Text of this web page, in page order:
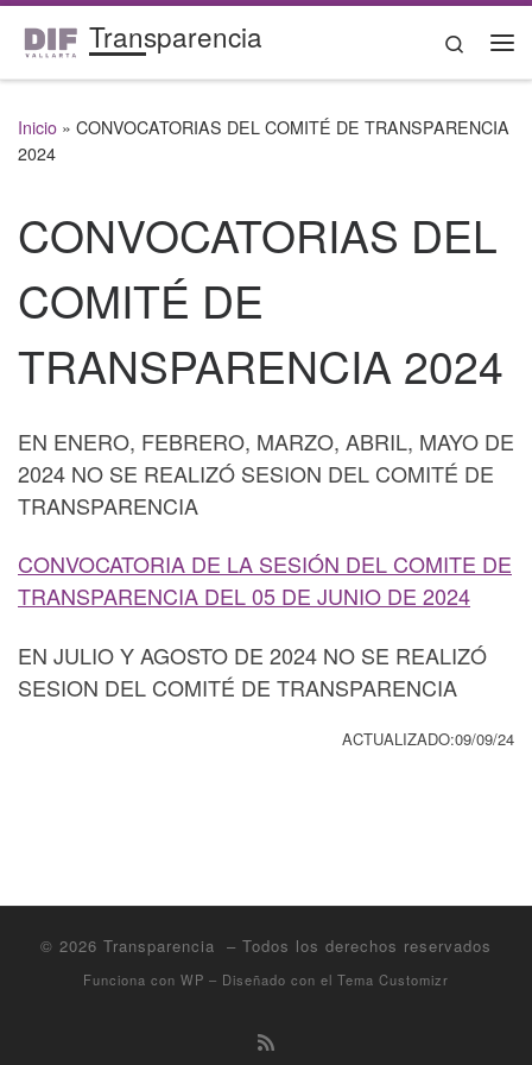
Saltar al contenido
Transparencia
Search
Inicio » CONVOCATORIAS DEL COMITÉ DE TRANSPARENCIA
2024
CONVOCATORIAS DEL
COMITÉ DE
TRANSPARENCIA 2024
EN ENERO, FEBRERO, MARZO, ABRIL, MAYO DE
2024 NO SE REALIZÓ SESION DEL COMITÉ DE
TRANSPARENCIA
CONVOCATORIA DE LA SESIÓN DEL COMITE DE
TRANSPARENCIA DEL 05 DE JUNIO DE 2024
EN JULIO Y AGOSTO DE 2024 NO SE REALIZÓ
SESION DEL COMITÉ DE TRANSPARENCIA
ACTUALIZADO:09/09/24
© 2026 Transparencia – Todos los derechos reservados
Funciona con WP – Diseñado con el Tema Customizr